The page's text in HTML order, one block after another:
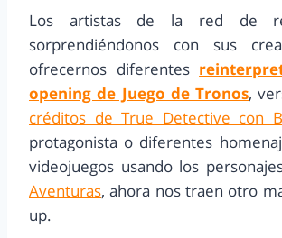
Los artistas de la red de
sorprendiéndonos con sus
ofrecernos diferentes
opening de Juego de Tronos,
créditos de True Detective con
protagonista o diferentes
videojuegos usando los
Aventuras, ahora nos traen otro
up.